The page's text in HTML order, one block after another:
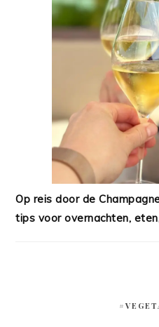
Op reis door de
tips voor overnachten,